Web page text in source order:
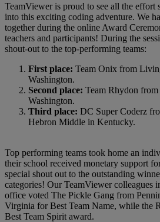
TeamViewer is proud to see all the effort
into this exciting coding adventure. We
together during the online Award
teachers and participants! During the
shout-out to the top-performing teams:
First place: Team Onix from
Washington.
Second place: Team Rhydon
Washington.
Third place: DC Super Coderz
Hebron Middle in Kentucky.
Top performing teams took home an
their school received monetary support
special shout out to the outstanding
categories! Our TeamViewer colleagues
office voted The Pickle Gang from
Virginia for Best Team Name, while the
Best Team Spirit award.